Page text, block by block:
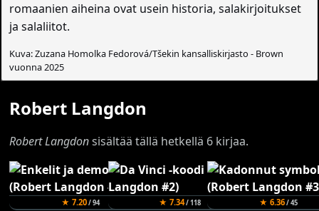
romaanien aiheina ovat usein historia, salakirjoitukset
ja salaliitot.
Kuva: Zuzana Homolka Fedorová/Tšekin kansalliskirjasto - Brown
vuonna 2025
Robert Langdon
Robert Langdonsisältää tällä hetkellä 6 kirjaa.
★ 7.20/ 94 ★ 7.34/ 118 ★ 6.36/ 45